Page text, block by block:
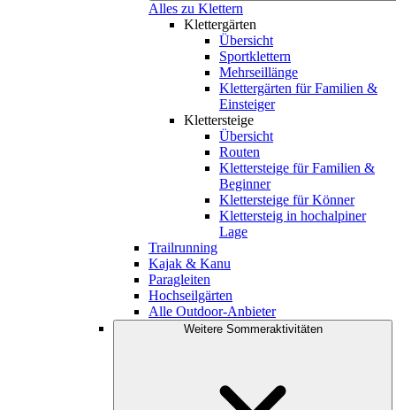
Alles zu Klettern
Klettergärten
Übersicht
Sportklettern
Mehrseillänge
Klettergärten für Familien &
Einsteiger
Klettersteige
Übersicht
Routen
Klettersteige für Familien &
Beginner
Klettersteige für Könner
Klettersteig in hochalpiner
Lage
Trailrunning
Kajak & Kanu
Paragleiten
Hochseilgärten
Alle Outdoor-Anbieter
Weitere Sommeraktivitäten